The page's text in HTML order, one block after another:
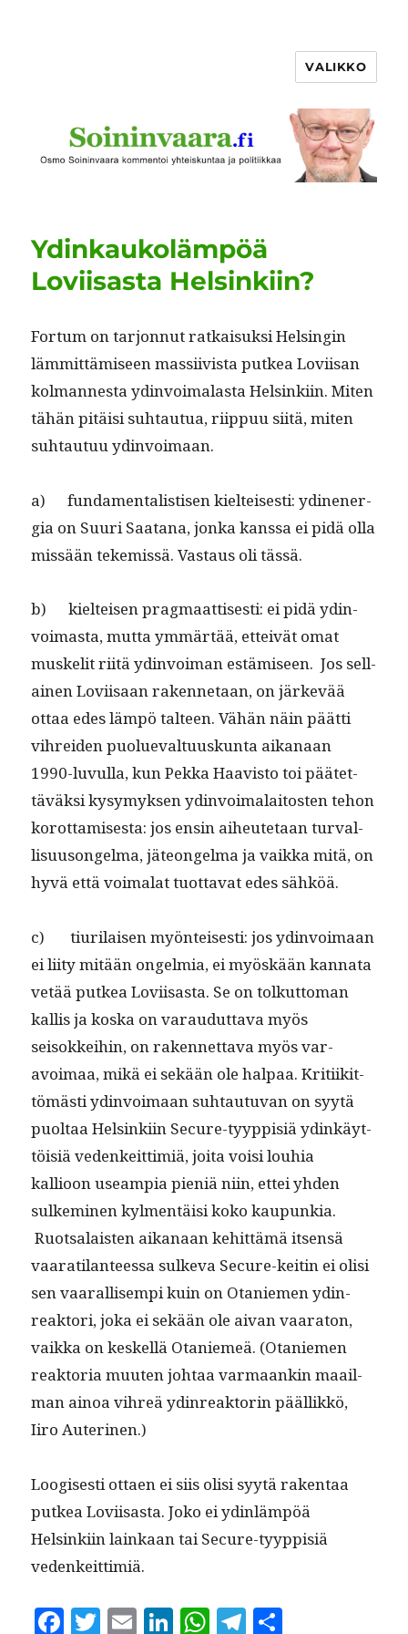
VALIKKO
Ydinkaukolämpöä
Loviisasta Helsinkiin?
For­tum on tar­jon­nut ratkaisuk­si Helsin­gin
läm­mit­tämiseen mas­si­ivista putkea Lovi­isan
kol­mannes­ta ydin­voimalas­ta Helsinki­in. Miten
tähän pitäisi suh­tau­tua, riip­puu siitä, miten
suh­tau­tuu ydinvoimaan.
a) fun­da­men­tal­is­tisen kiel­teis­es­ti: ydinen­er­
gia on Suuri Saatana, jon­ka kanssa ei pidä olla
mis­sään teke­mis­sä. Vas­taus oli tässä.
b) kiel­teisen prag­maat­tis­es­ti: ei pidä ydin­
voimas­ta, mut­ta ymmärtää, etteivät omat
muske­lit riitä ydin­voiman estämiseen. Jos sel­l­
ainen Lovi­isaan raken­netaan, on järkevää
ottaa edes läm­pö tal­teen. Vähän näin päät­ti
vihrei­den puolue­val­tu­uskun­ta aikanaan
1990-luvul­la, kun Pekka Haav­is­to toi päätet­
täväk­si kysymyk­sen ydin­voimalaitosten tehon
korot­tamis­es­ta: jos ensin aiheutetaan tur­val­
lisu­u­songel­ma, jäteon­gel­ma ja vaik­ka mitä, on
hyvä että voimalat tuot­ta­vat edes sähköä.
c) tiuri­laisen myön­teis­es­ti: jos ydin­voimaan
ei liity mitään ongelmia, ei myöskään kan­na­ta
vetää putkea Lovi­isas­ta. Se on tolkut­toman
kallis ja kos­ka on varaudut­ta­va myös
seisokkei­hin, on raken­net­ta­va myös var­
avoimaa, mikä ei sekään ole hal­paa. Kri­ti­ikit­
tömästi ydin­voimaan suh­tau­tu­van on syytä
puoltaa Helsinki­in Secure-tyyp­pisiä ydinkäyt­
töisiä vedenkeit­tim­iä, joi­ta voisi louhia
kallioon use­ampia pieniä niin, ettei yhden
sulkem­i­nen kyl­men­täisi koko kaupunkia.
Ruot­salais­ten aikanaan kehit­tämä itsen­sä
vaarati­lanteessa sulke­va Secure-keitin ei olisi
sen vaar­al­lisem­pi kuin on Otaniemen ydin­
reak­tori, joka ei sekään ole aivan vaara­ton,
vaik­ka on keskel­lä Otaniemeä. (Otaniemen
reak­to­ria muuten johtaa var­maankin maail­
man ain­oa vihreä ydin­reak­torin pääl­likkö,
Iiro Auterinen.)
Loogis­es­ti ottaen ei siis olisi syytä rak­en­taa
putkea Lovi­isas­ta. Joko ei ydin­läm­pöä
Helsinki­in lainkaan tai Secure-tyyp­pisiä
vedenkeittimiä.
F
T
E
Li W T